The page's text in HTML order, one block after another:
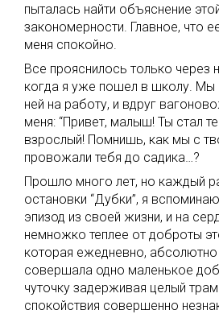
пыталась найти объяснение
закономерности. Главное, что
меня спокойно.
Все прояснилось только через
когда я уже пошел в школу. Мы
ней на работу, и вдруг
меня: “Привет, малыш! Ты стал
взрослый! Помнишь, как мы с
провожали тебя до садика…?
Прошло много лет, но каждый
остановки “Дубки”, я
эпизод из своей жизни, и на
немножко теплее от доброты
которая ежедневно,
совершала одно маленькое
чуточку задерживая целый
спокойствия совершенно